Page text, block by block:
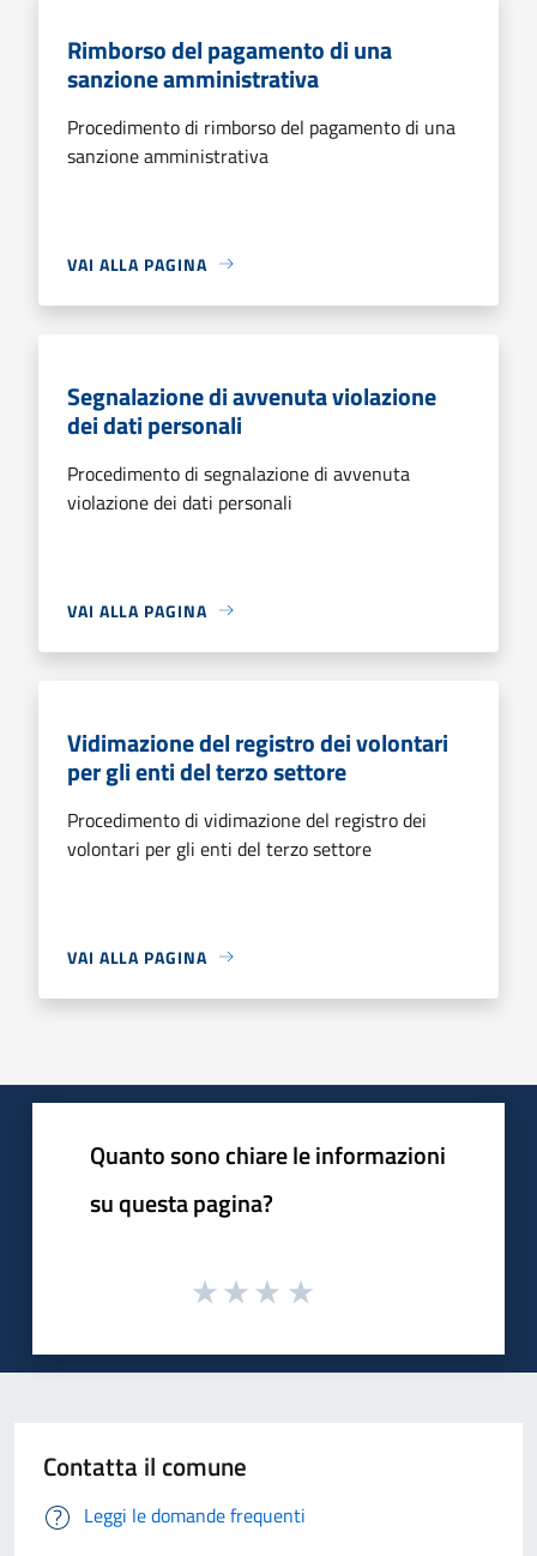
Rimborso del pagamento di una
sanzione amministrativa
Procedimento di rimborso del pagamento di una
sanzione amministrativa
VAI ALLA PAGINA
Segnalazione di avvenuta violazione
dei dati personali
Procedimento di segnalazione di avvenuta
violazione dei dati personali
VAI ALLA PAGINA
Vidimazione del registro dei volontari
per gli enti del terzo settore
Procedimento di vidimazione del registro dei
volontari per gli enti del terzo settore
VAI ALLA PAGINA
Quanto sono chiare le informazioni
su questa pagina?
Contatta il comune
Leggi le domande frequenti